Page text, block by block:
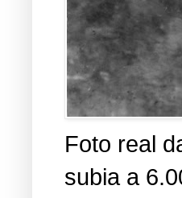
Foto real
subia a